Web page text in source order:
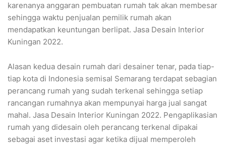
karenanya anggaran pembuatan rumah tak akan membesar
sehingga waktu penjualan pemilik rumah akan
mendapatkan keuntungan berlipat. Jasa Desain Interior
Kuningan 2022.
Alasan kedua desain rumah dari desainer tenar, pada tiap-
tiap kota di Indonesia semisal Semarang terdapat sebagian
perancang rumah yang sudah terkenal sehingga setiap
rancangan rumahnya akan mempunyai harga jual sangat
mahal. Jasa Desain Interior Kuningan 2022. Pengaplikasian
rumah yang didesain oleh perancang terkenal dipakai
sebagai aset investasi agar ketika dijual memperoleh